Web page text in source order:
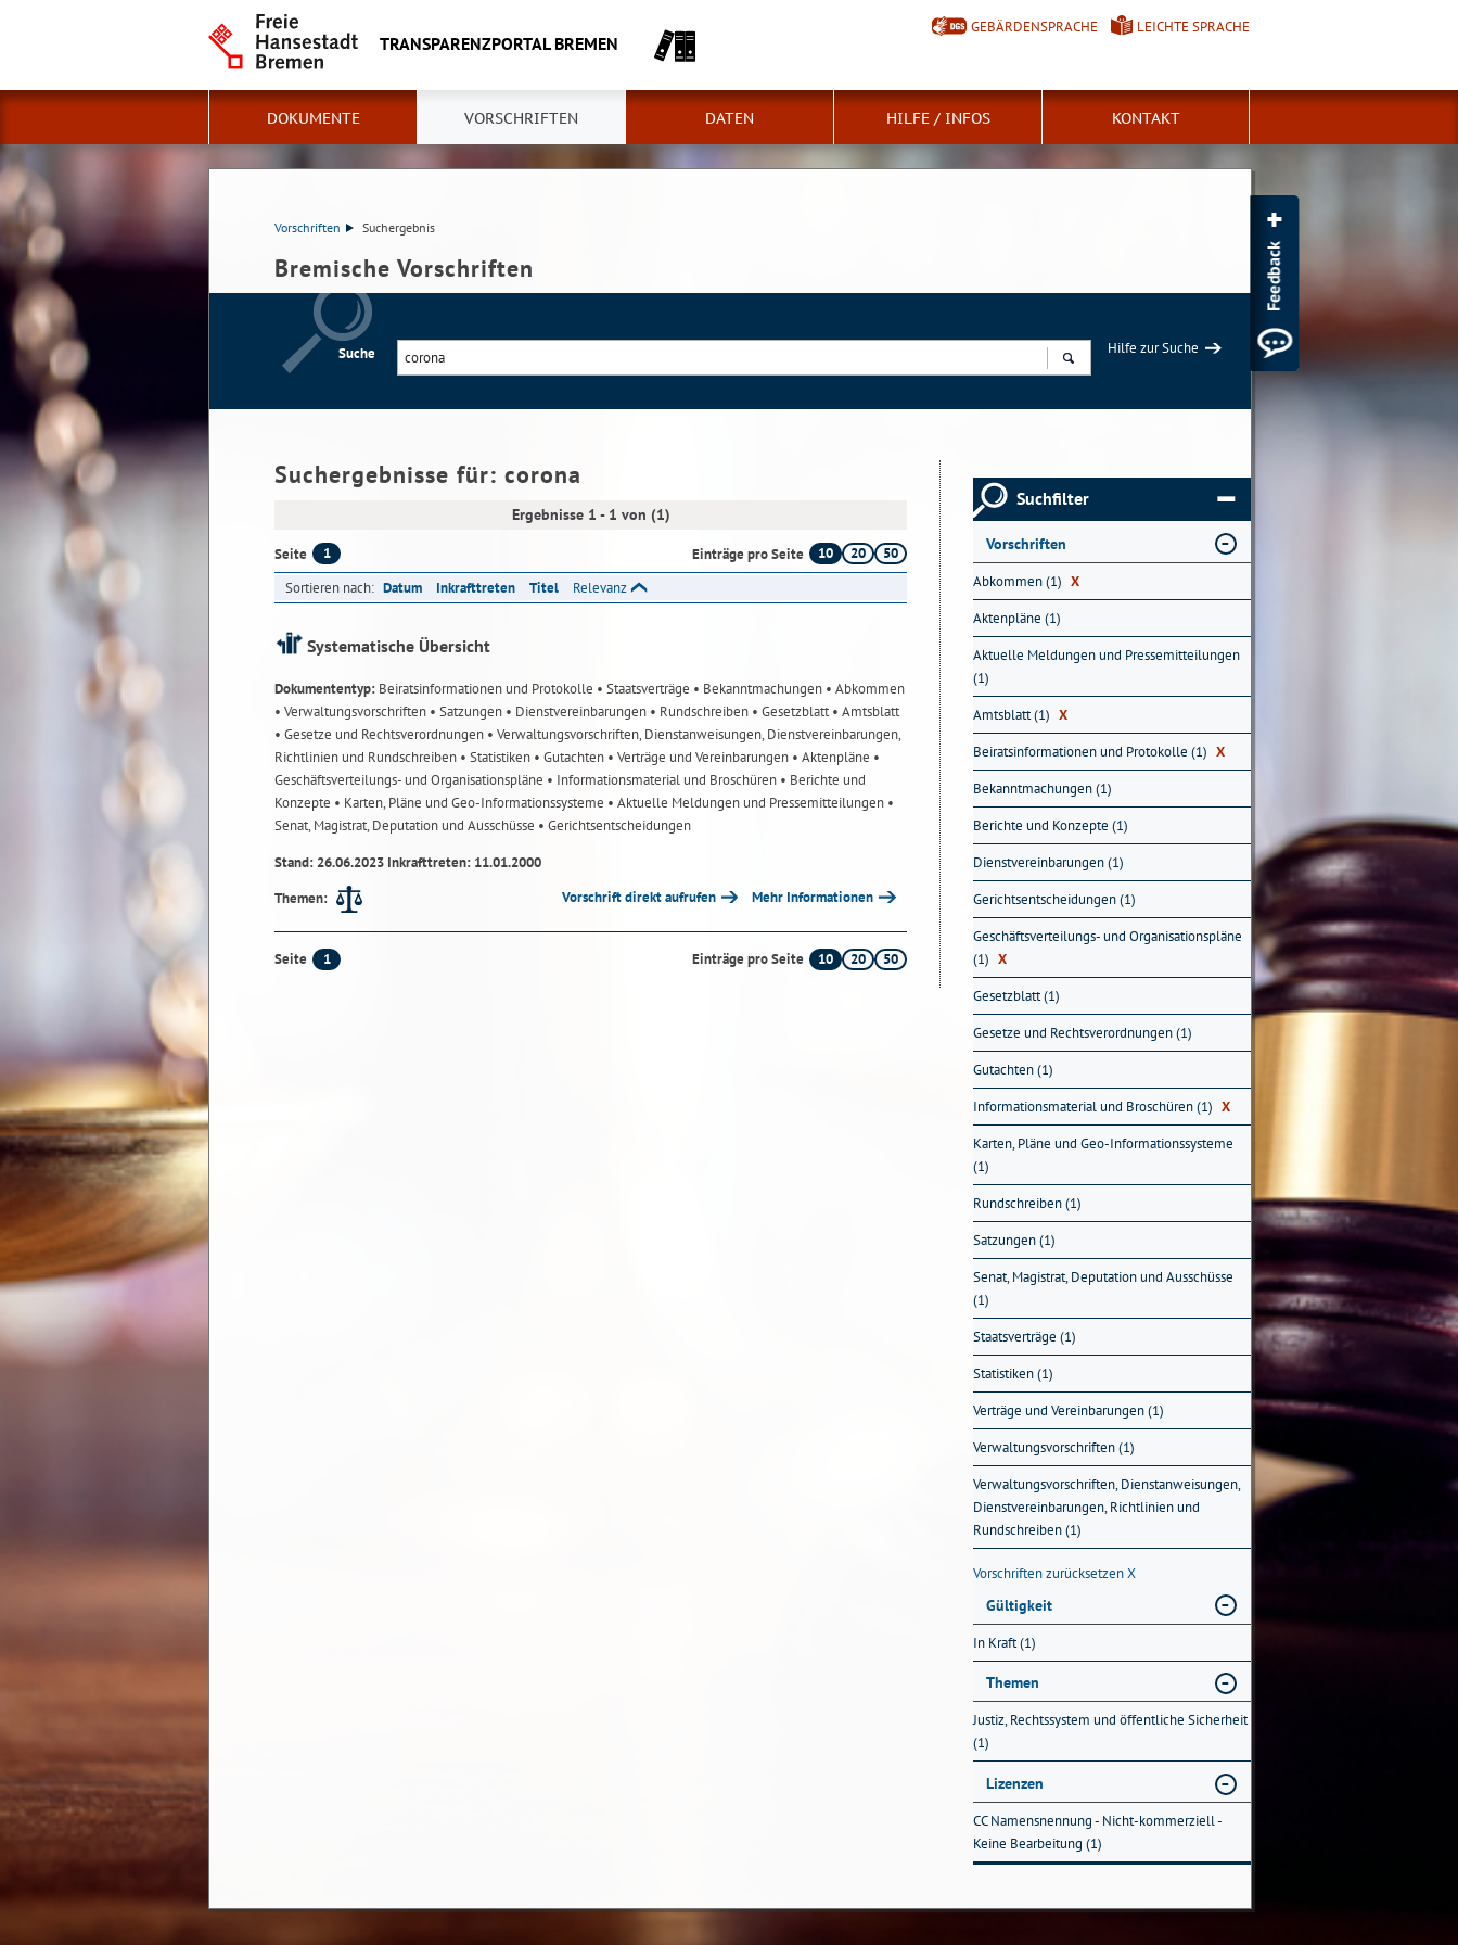
TRANSPARENZPORTAL BREMEN
GEBÄRDENSPRACHE LEICHTE SPRACHE
DOKUMENTE VORSCHRIFTEN DATEN HILFE / INFOS KONTAKT
Vorschriften Suchergebnis
Bremische Vorschriften
Suche
Hilfe zur Suche
Suchergebnisse für: corona
Ergebnisse 1 - 1 von (1)
Seite 1 Einträge pro Seite 10 20
50
Sortieren nach: Datum Inkrafttreten Titel Relevanz
Systematische Übersicht
Dokumententyp: Beiratsinformationen und Protokolle • Staatsverträge • Bekanntmachungen • Abkommen
• Verwaltungsvorschriften • Satzungen • Dienstvereinbarungen • Rundschreiben • Gesetzblatt• Amtsblatt
• Gesetze und Rechtsverordnungen • Verwaltungsvorschriften, Dienstanweisungen, Dienstvereinbarungen,
Richtlinien und Rundschreiben • Statistiken • Gutachten • Verträge und Vereinbarungen • Aktenpläne •
Geschäftsverteilungs- und Organisationspläne • Informationsmaterial und Broschüren • Berichte und
Konzepte • Karten, Pläne und Geo-Informationssysteme • Aktuelle Meldungen und Pressemitteilungen •
Senat, Magistrat, Deputation und Ausschüsse • Gerichtsentscheidungen
Stand: 26.06.2023 Inkrafttreten: 11.01.2000
Themen:
Vorschrift direkt aufrufen Mehr Informationen
Seite 1 Einträge pro Seite 10 20 50
Suchfilter
Vorschriften
Abkommen (1) X
Aktenpläne (1)
Aktuelle Meldungen und Pressemitteilungen
(1)
Amtsblatt (1) X
Beiratsinformationen und Protokolle (1) X
Bekanntmachungen (1)
Berichte und Konzepte (1)
Dienstvereinbarungen (1)
Gerichtsentscheidungen (1)
Geschäftsverteilungs- und Organisationspläne
(1) X
Gesetzblatt (1)
Gesetze und Rechtsverordnungen (1)
Gutachten (1)
Informationsmaterial und Broschüren (1) X
Karten, Pläne und Geo-Informationssysteme
(1)
Rundschreiben (1)
Satzungen (1)
Senat, Magistrat, Deputation und Ausschüsse
(1)
Staatsverträge (1)
Statistiken (1)
Verträge und Vereinbarungen (1)
Verwaltungsvorschriften (1)
Verwaltungsvorschriften, Dienstanweisungen,
Dienstvereinbarungen, Richtlinien und
Rundschreiben (1)
Vorschriften zurücksetzenX
Gültigkeit
In Kraft (1)
Themen
Justiz, Rechtssystem und öffentliche Sicherheit
(1)
Lizenzen
CC Namensnennung - Nicht-kommerziell -
Keine Bearbeitung (1)